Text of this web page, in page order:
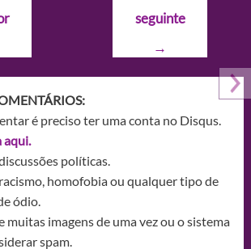
seguinte
→
é preciso ter uma conta no Disqus.
aqui.
políticas.
homofobia ou qualquer tipo de
ódio.
muitas imagens de uma vez ou o sistema
spam.